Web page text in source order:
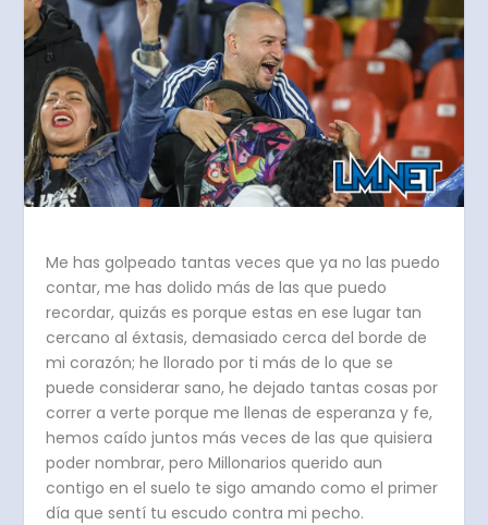
Me has golpeado tantas veces que ya no las puedo
contar, me has dolido más de las que puedo
recordar, quizás es porque estas en ese lugar tan
cercano al éxtasis, demasiado cerca del borde de
mi corazón; he llorado por ti más de lo que se
puede considerar sano, he dejado tantas cosas por
correr a verte porque me llenas de esperanza y fe,
hemos caído juntos más veces de las que quisiera
poder nombrar, pero Millonarios querido aun
contigo en el suelo te sigo amando como el primer
día que sentí tu escudo contra mi pecho.